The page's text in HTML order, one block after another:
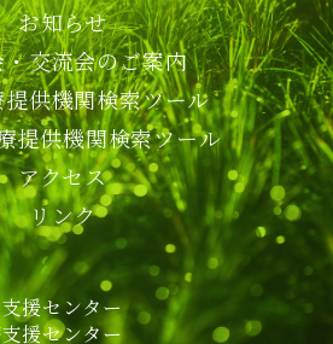
お知らせ
交流会のご案内
供機関検索ツール
提供機関検索ツール
アクセス
リンク
援センター
援センター